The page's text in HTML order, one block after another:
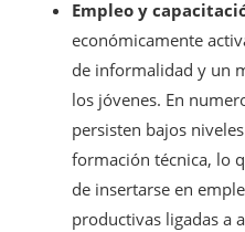
Empleo y
económicamente
de informalidad y un
los jóvenes. En
persisten bajos
formación técnica, lo
de insertarse en
productivas ligadas a